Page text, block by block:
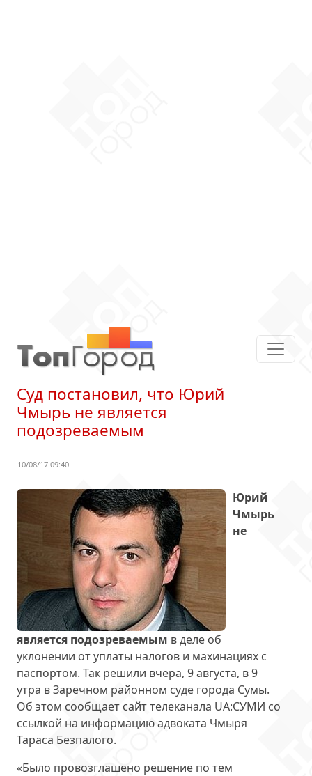
Суд постановил, что Юрий
Чмырь не является
подозреваемым
10/08/17 09:40
Юрий
Чмырь
не
является подозреваемым в деле об
уклонении от уплаты налогов и махинациях с
паспортом. Так решили вчера, 9 августа, в 9
утра в Заречном районном суде города Сумы.
Об этом сообщает сайт телеканала UA:СУМИ со
ссылкой на информацию адвоката Чмыря
Тараса Безпалого.
«Было провозглашено решение по тем